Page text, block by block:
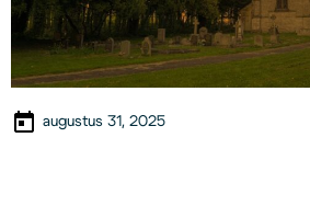
augustus 31, 2025